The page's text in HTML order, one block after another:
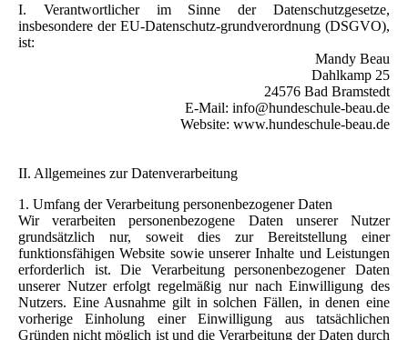
I. Verantwortlicher im Sinne der Datenschutzgesetze,
insbesondere der EU-Datenschutz-grundverordnung (DSGVO),
ist:
Mandy Beau
Dahlkamp 25
24576 Bad Bramstedt
E-Mail: info@hundeschule-beau.de
Website: www.hundeschule-beau.de
II. Allgemeines zur Datenverarbeitung
1. Umfang der Verarbeitung personenbezogener Daten
Wir verarbeiten personenbezogene Daten unserer Nutzer
grundsätzlich nur, soweit dies zur Bereitstellung einer
funktionsfähigen Website sowie unserer Inhalte und Leistungen
erforderlich ist. Die Verarbeitung personenbezogener Daten
unserer Nutzer erfolgt regelmäßig nur nach Einwilligung des
Nutzers. Eine Ausnahme gilt in solchen Fällen, in denen eine
vorherige Einholung einer Einwilligung aus tatsächlichen
Gründen nicht möglich ist und die Verarbeitung der Daten durch